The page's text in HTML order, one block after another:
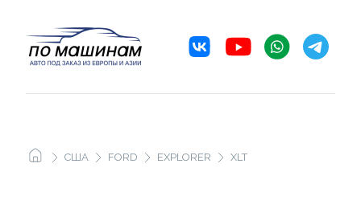
США FORD EXPLORER XLT